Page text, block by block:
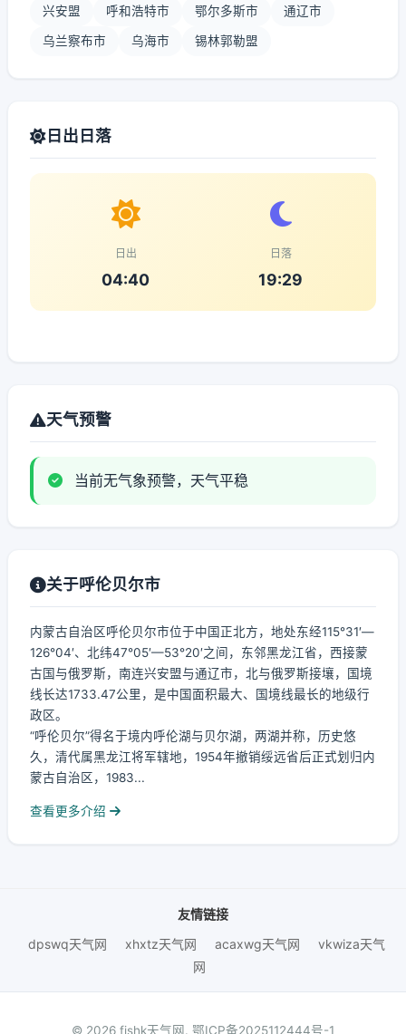
兴安盟 呼和浩特市 鄂尔多斯市 通辽市
乌兰察布市 乌海市 锡林郭勒盟
日出日落
日出
04:40
日落
19:29
天气预警
当前无气象预警，天气平稳
关于呼伦贝尔市
内蒙古自治区呼伦贝尔市位于中国正北方，地处东经115°31′—
126°04′、北纬47°05′—53°20′之间，东邻黑龙江省，西接蒙
古国与俄罗斯，南连兴安盟与通辽市，北与俄罗斯接壤，国境
线长达1733.47公里，是中国面积最大、国境线最长的地级行
政区。
“呼伦贝尔”得名于境内呼伦湖与贝尔湖，两湖并称，历史悠
久，清代属黑龙江将军辖地，1954年撤销绥远省后正式划归内
蒙古自治区，1983...
查看更多介绍
友情链接
dpswq天气网
xhxtz天气网 acaxwg天气网
vkwiza天气
网
© 2026 fjshk天气网. 鄂ICP备2025112444号-1